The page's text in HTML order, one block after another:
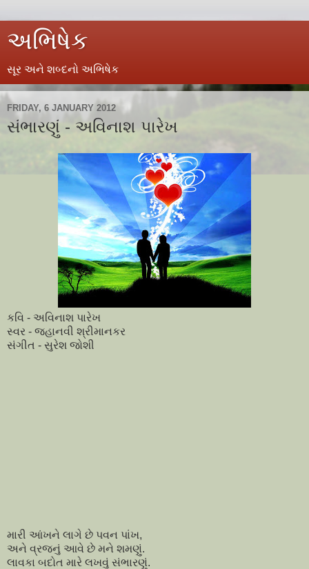
અભિષેક
સૂર અને શબ્દનો અભિષેક
FRIDAY, 6 JANUARY 2012
સંભારણું - અવિનાશ પારેખ
કવિ - અવિનાશ પારેખ
સ્વર - જ્હાનવી શ્રીમાનકર
સંગીત - સુરેશ જોશી
મારી આંખને લાગે છે પવન પાંખ,
અને વ્રજનું આવે છે મને શમણું.
લાવકા બદોત મારે લખવું સંભારણું.